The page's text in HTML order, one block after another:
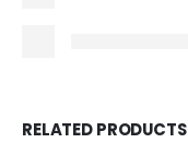
RELATED PRODUCTS